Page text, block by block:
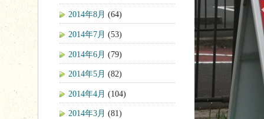
2014年8月 (64)
2014年7月 (53)
2014年6月 (79)
2014年5月 (82)
2014年4月 (104)
2014年3月 (81)